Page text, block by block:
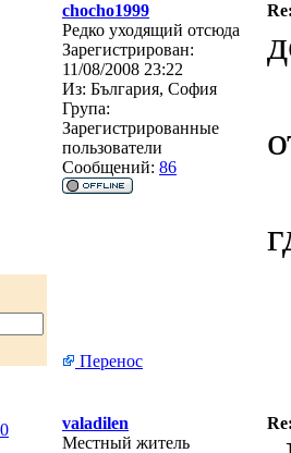
chocho1999
Редко уходящий отсюда
Зарегистрирован:
11/08/2008 23:22
Из: България, София
Група:
Зарегистрированные
пользователи
Сообщений: 86
Перенос
valadilen
Местный житель